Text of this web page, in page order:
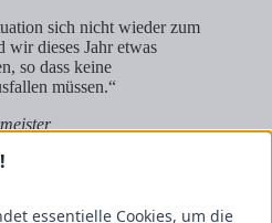
sich nicht wieder zum
wir dieses Jahr etwas
so dass keine
müssen.“
alle 🙂 – Die Gemeinde Tiste
essentielle Cookies, um die